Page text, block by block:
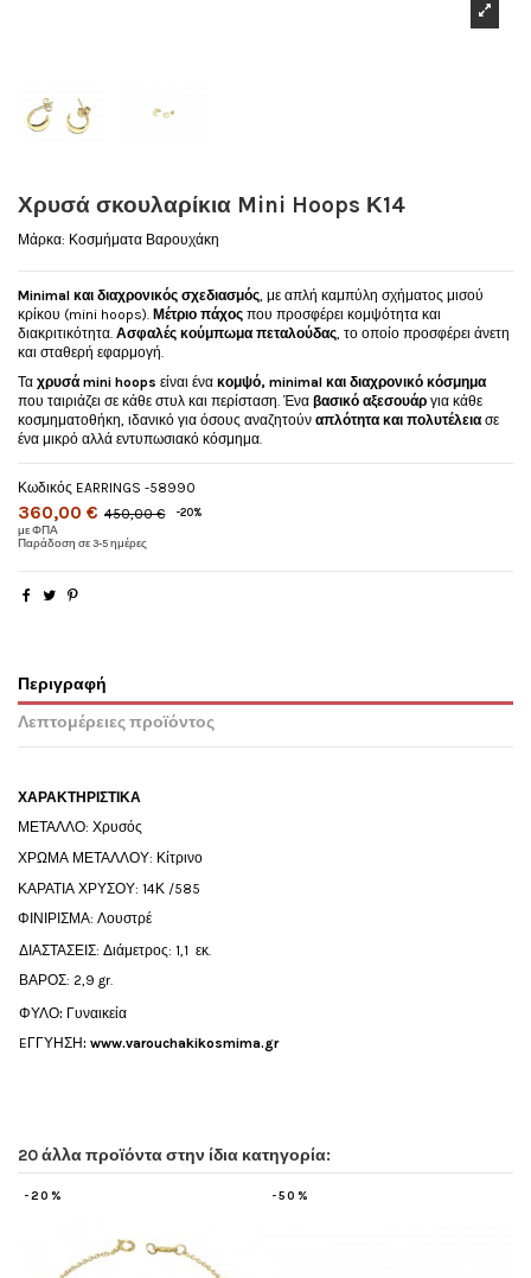
Χρυσά σκουλαρίκια Mini Hoops Κ14
Μάρκα: Κοσμήματα Βαρουχάκη
Minimal και διαχρονικός σχεδιασμός , με απλή καμπύλη σχήματος μισού
κρίκου (mini hoops). Μέτριο πάχος που προσφέρει κομψότητα και
διακριτικότητα. Ασφαλές κούμπωμα πεταλούδας , το οποίο προσφέρει άνετη
και σταθερή εφαρμογή.
Τα χρυσά mini hoops είναι ένα κομψό, minimal και διαχρονικό κόσμημα
που ταιριάζει σε κάθε στυλ και περίσταση. Ένα βασικό αξεσουάρ για κάθε
κοσμηματοθήκη, ιδανικό για όσους αναζητούν απλότητα και πολυτέλεια σε
ένα μικρό αλλά εντυπωσιακό κόσμημα.
Κωδικός EARRINGS -58990
360,00 € 450,00 € -20%
με ΦΠΑ
Παράδοση σε 3-5 ημέρες
Περιγραφή
Λεπτομέρειες προϊόντος
ΧΑΡΑΚΤΗΡΙΣΤΙΚΑ
ΜΕΤΑΛΛΟ: Χρυσός
ΧΡΩΜΑ ΜΕΤΑΛΛΟΥ: Κίτρινο
ΚΑΡΑΤΙΑ ΧΡΥΣΟΥ: 14Κ /585
ΦΙΝΙΡΙΣΜΑ: Λουστρέ
ΔΙΑΣΤΑΣΕΙΣ: Διάμετρος: 1,1 εκ.
ΒΑΡΟΣ: 2,9 gr.
ΦΥΛΟ: Γυναικεία
EΓΓΥΗΣΗ: www.varouchakikosmima.gr
20 άλλα προϊόντα στην ίδια κατηγορία: